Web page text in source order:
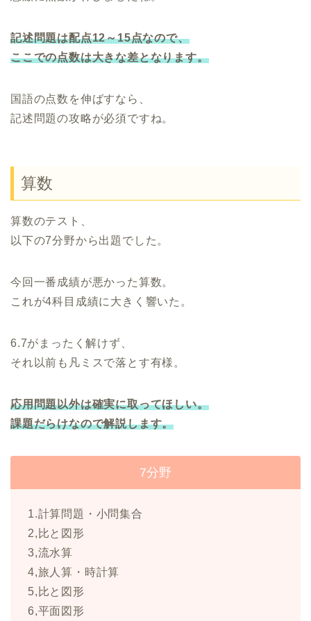
記述問題は配点12～15点なので、
ここでの点数は大きな差となります。
国語の点数を伸ばすなら、
記述問題の攻略が必須ですね。
算数
算数のテスト、
以下の7分野から出題でした。
今回一番成績が悪かった算数。
これが4科目成績に大きく響いた。
6.7がまったく解けず、
それ以前も凡ミスで落とす有様。
応用問題以外は確実に取ってほしい。
課題だらけなので解説します。
7分野
1.計算問題・小問集合
2,比と図形
3,流水算
4,旅人算・時計算
5,比と図形
6,平面図形